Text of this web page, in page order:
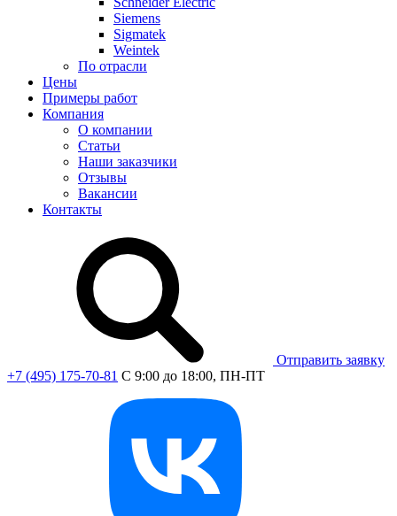
Siemens
Sigmatek
Weintek
По отрасли
Цены
Примеры работ
Компания
О компании
Статьи
Наши заказчики
Отзывы
Вакансии
Контакты
Отправить заявку
+7 (495) 175-70-81 C 9:00 до 18:00, ПН-ПТ